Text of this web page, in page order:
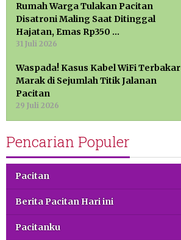
Rumah Warga Tulakan Pacitan
Disatroni Maling Saat Ditinggal
Hajatan, Emas Rp350 …
31 Juli 2026
Waspada! Kasus Kabel WiFi Terbakar
Marak di Sejumlah Titik Jalanan
Pacitan
29 Juli 2026
Pencarian Populer
Pacitan
Berita Pacitan Hari ini
Pacitanku